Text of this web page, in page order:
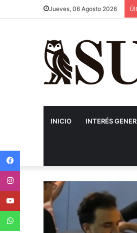
Jueves, 06 Agosto 2026
INICIO INTERÉS
Youtube
WhatsApp